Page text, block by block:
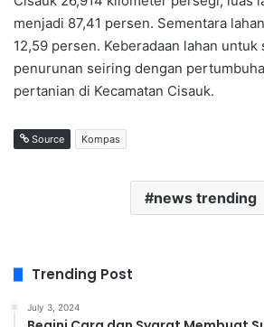
menjadi 87,41 persen. Sementara
12,59 persen. Keberadaan lahan untuk
penurunan seiring dengan
pertanian di Kecamatan Cisauk.
Source Kompas
news trending
Trending Post
July 3, 2024